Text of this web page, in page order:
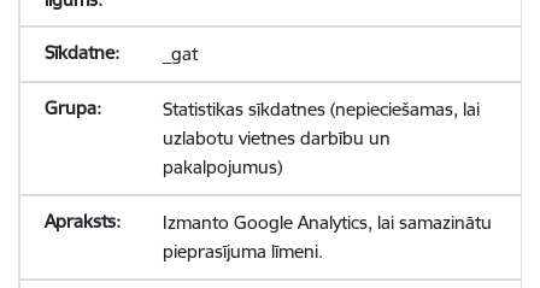
_gat
Statistikas sīkdatnes (nepieciešamas, lai
uzlabotu vietnes darbību un
pakalpojumus)
Izmanto Google Analytics, lai samazinātu
pieprasījuma līmeni.